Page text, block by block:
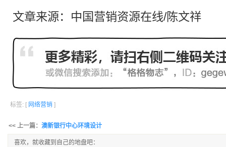
文章来源：中国营销资源在线/陈文祥
标签: [ 网络营销 ]
<< 上一篇： 澳新银行中心环境设计
喜欢，就收藏到自己的地盘吧：